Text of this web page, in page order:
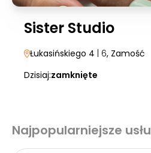
Sister Studio
Łukasińskiego 4 | 6, Zamość
Dzisiaj:zamknięte
Najpopularniejsze